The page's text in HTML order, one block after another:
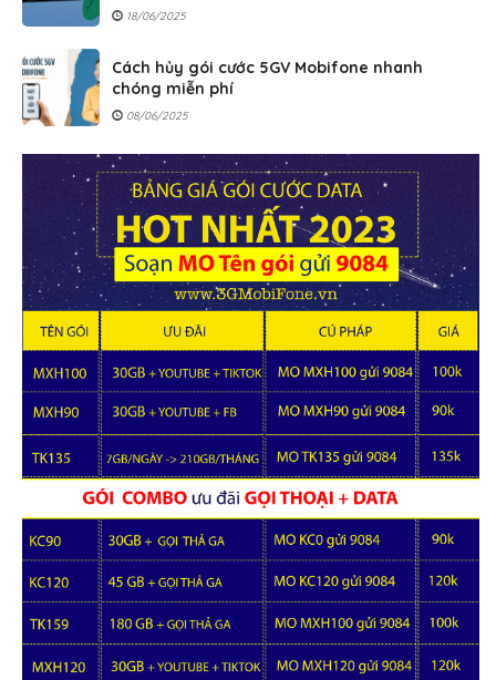
18/06/2025
Cách hủy gói cước 5GV Mobifone nhanh
chóng miễn phí
08/06/2025